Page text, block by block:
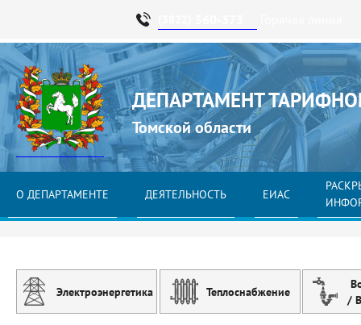
ДЕПАРТАМЕНТ
Томской области
О ДЕПАРТАМЕНТЕ ДЕЯТЕЛЬНОСТЬ ЕИАС
Электроэнергетика Теплоснабжение
/